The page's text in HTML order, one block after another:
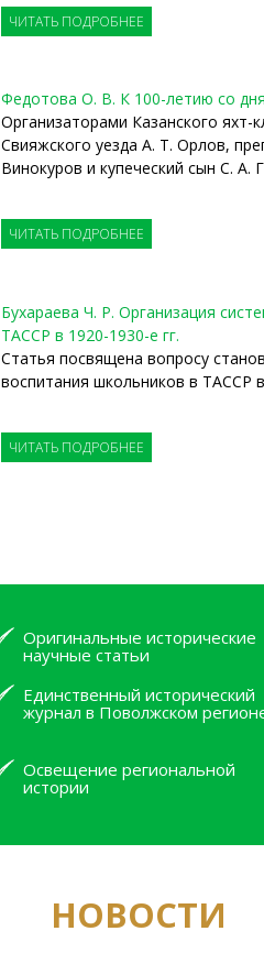
ЧИТАТЬ ПОДРОБНЕЕ
Федотова О. В. К 100-летию со
Организаторами Казанского
Свияжского уезда А. Т. Орлов,
Винокуров и купеческий сын С. А.
ЧИТАТЬ ПОДРОБНЕЕ
Бухараева Ч. Р. Организация
ТАССР в 1920-1930-е гг.
Статья посвящена вопросу
воспитания школьников в ТАССР
ЧИТАТЬ ПОДРОБНЕЕ
Оригинальные исторические
научные статьи
Единственный исторический
журнал в Поволжском
Освещение региональной
истории
НОВОСТИ
Юным